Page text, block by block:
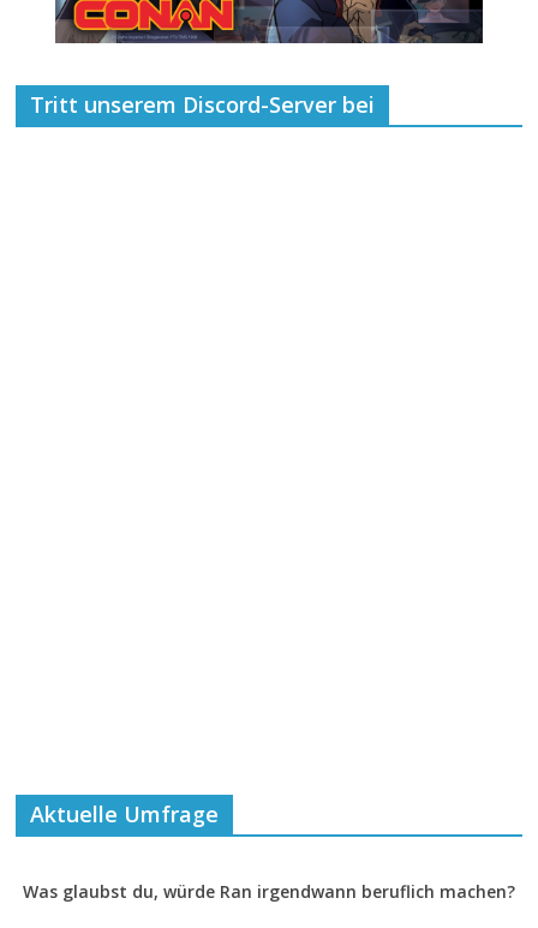
Tritt unserem Discord-Server bei
Aktuelle Umfrage
Was glaubst du, würde Ran irgendwann beruflich machen?